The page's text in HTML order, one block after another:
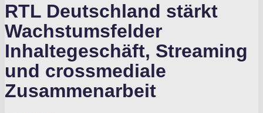
RTL Deutschland stärkt
Wachstumsfelder
Inhaltegeschäft, Streaming
und crossmediale
Zusammenarbeit